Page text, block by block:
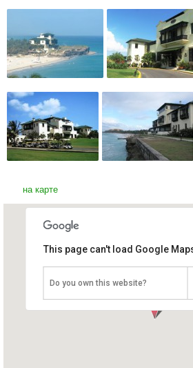
на карте
Вилла Дюпона
This page can't load Google
Do you own this website?